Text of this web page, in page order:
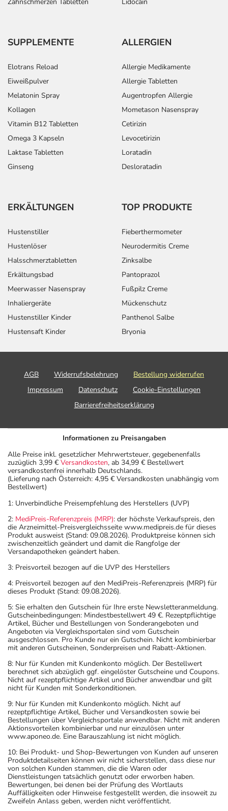
SUPPLEMENTE
Elotrans Reload
Eiweißpulver
Melatonin Spray
Kollagen
Vitamin B12 Tabletten
Omega 3 Kapseln
Laktase Tabletten
Ginseng
ALLERGIEN
Allergie Medikamente
Allergie Tabletten
Augentropfen Allergie
Mometason Nasenspray
Cetirizin
Levocetirizin
Loratadin
Desloratadin
ERKÄLTUNGEN
Hustenstiller
Hustenlöser
Halsschmerztabletten
Erkältungsbad
Meerwasser Nasenspray
Inhaliergeräte
Hustenstiller Kinder
Hustensaft Kinder
TOP PRODUKTE
Fieberthermometer
Neurodermitis Creme
Zinksalbe
Pantoprazol
Fußpilz Creme
Mückenschutz
Panthenol Salbe
Bryonia
AGB Widerrufsbelehrung
Bestellung widerrufen
Impressum
Datenschutz
Cookie-Einstellungen
Barrierefreiheitserklärung
Informationen zu Preisangaben
Alle Preise inkl. gesetzlicher Mehrwertsteuer, gegebenenfalls
zuzüglich 3,99 € Versandkosten, ab 34,99 € Bestellwert
versandkostenfrei innerhalb Deutschlands.
(Lieferung nach Österreich: 4,95 € Versandkosten unabhängig vom
Bestellwert)
1: Unverbindliche Preisempfehlung des Herstellers (UVP)
2: MediPreis-Referenzpreis (MRP): der höchste Verkaufspreis, den
die Arzneimittel-Preisvergleichsseite www.medipreis.de für dieses
Produkt ausweist (Stand: 09.08.2026). Produktpreise können sich
zwischenzeitlich geändert und damit die Rangfolge der
Versandapotheken geändert haben.
3: Preisvorteil bezogen auf die UVP des Herstellers
4: Preisvorteil bezogen auf den MediPreis-Referenzpreis (MRP) für
dieses Produkt (Stand: 09.08.2026).
5: Sie erhalten den Gutschein für Ihre erste Newsletteranmeldung.
Gutscheinbedingungen: Mindestbestellwert 49 €. Rezeptpflichtige
Artikel, Bücher und Bestellungen von Sonderangeboten und
Angeboten via Vergleichsportalen sind vom Gutschein
ausgeschlossen. Pro Kunde nur ein Gutschein. Nicht kombinierbar
mit anderen Gutscheinen, Sonderpreisen und Rabatt-Aktionen.
8: Nur für Kunden mit Kundenkonto möglich. Der Bestellwert
berechnet sich abzüglich ggf. eingelöster Gutscheine und Coupons.
Nicht auf rezeptpflichtige Artikel und Bücher anwendbar und gilt
nicht für Kunden mit Sonderkonditionen.
9: Nur für Kunden mit Kundenkonto möglich. Nicht auf
rezeptpflichtige Artikel, Bücher und Versandkosten sowie bei
Bestellungen über Vergleichsportale anwendbar. Nicht mit anderen
Aktionsvorteilen kombinierbar und nur einzulösen unter
www.aponeo.de. Eine Barauszahlung ist nicht möglich.
10: Bei Produkt- und Shop-Bewertungen von Kunden auf unseren
Produktdetailseiten können wir nicht sicherstellen, dass diese nur
von solchen Kunden stammen, die die Waren oder
Dienstleistungen tatsächlich genutzt oder erworben haben.
Bewertungen, bei denen bei der Prüfung des Wortlauts
Auffälligkeiten oder Hinweise festgestellt werden, die insoweit zu
Zweifeln Anlass geben, werden nicht veröffentlicht.